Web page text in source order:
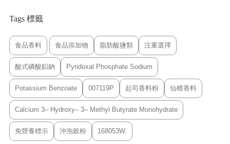
Tags 標籤
食品香料 食品添加物 脂肪酸鹽類 注重選擇
酸式磷酸鋁鈉 Pyridoxal Phosphate Sodium
Potassium Benzoate 007119P 起司香料粉 仙楂香料
Calcium 3– Hydroxy– 3– Methyl Butyrate Monohydrate
免營養標示 沖泡穀粉 168053W.